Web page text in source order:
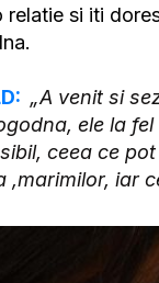
si iti
„A venit si
ele la
ceea ce
iar